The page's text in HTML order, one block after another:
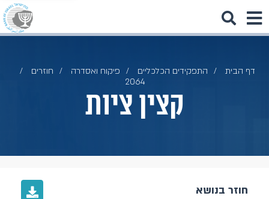
דף הבית התפקידים הכלכליים פיקוח ואסדרה
חוזרים
2064
קצין ציות
חוזר בנושא